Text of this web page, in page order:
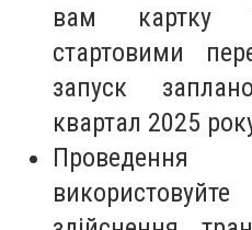
вам картку
стартовими
запуск
квартал 2025